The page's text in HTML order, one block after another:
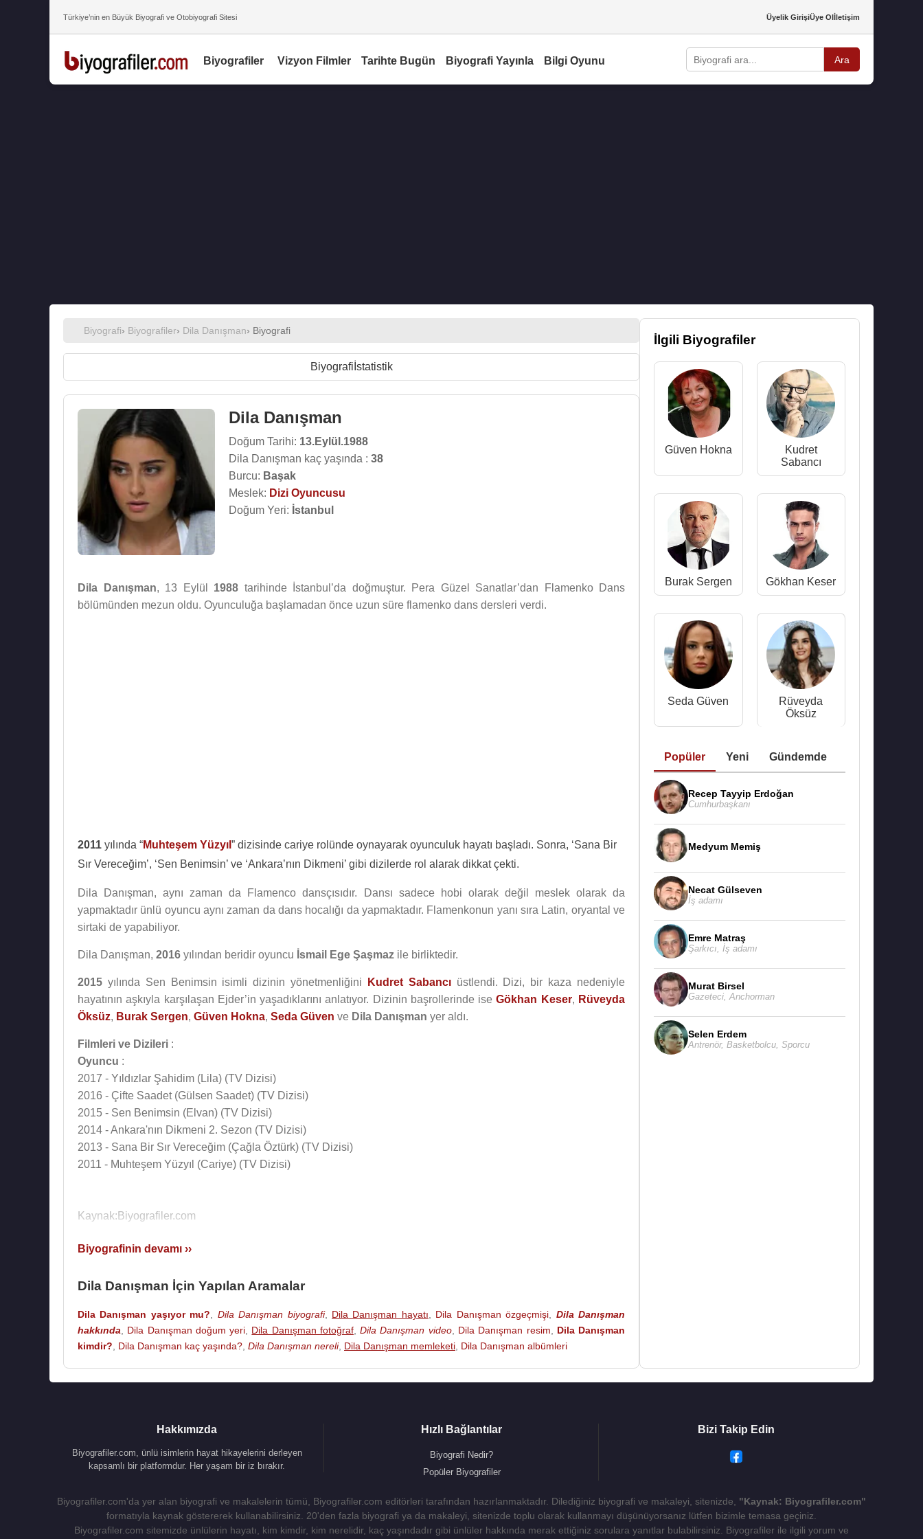
Türkiye’nin en Büyük Biyografi ve Otobiyografi Sitesi Üyelik GirişiÜye Olİletişim
Biyografiler Vizyon Filmler Tarihte Bugün Biyografi Yayınla Bilgi Oyunu Ara
Biyografi› Biyografiler› Dila Danışman› Biyografi
Biyografi İstatistik
Dila Danışman
Doğum Tarihi: 13.Eylül.1988
Dila Danışman kaç yaşında : 38
Burcu: Başak
Meslek: Dizi Oyuncusu
Doğum Yeri: İstanbul
Dila Danışman, 13 Eylül 1988 tarihinde İstanbul’da doğmuştur. Pera Güzel Sanatlar’dan Flamenko Dans
bölümünden mezun oldu. Oyunculuğa başlamadan önce uzun süre flamenko dans dersleri verdi.
2011 yılında “Muhteşem Yüzyıl ” dizisinde cariye rolünde oynayarak oyunculuk hayatı başladı. Sonra, ‘Sana Bir
Sır Vereceğim’, ‘Sen Benimsin’ ve ‘Ankara’nın Dikmeni’ gibi dizilerde rol alarak dikkat çekti.
Dila Danışman, aynı zaman da Flamenco dansçısıdır. Dansı sadece hobi olarak değil meslek olarak da
yapmaktadır ünlü oyuncu aynı zaman da dans hocalığı da yapmaktadır. Flamenkonun yanı sıra Latin, oryantal ve
sirtaki de yapabiliyor.
Dila Danışman, 2016 yılından beridir oyuncu İsmail Ege Şaşmaz ile birliktedir.
2015 yılında Sen Benimsin isimli dizinin yönetmenliğini Kudret Sabancıüstlendi. Dizi, bir kaza nedeniyle
hayatının aşkıyla karşılaşan Ejder’in yaşadıklarını anlatıyor. Dizinin başrollerinde iseGökhan Keser, Rüveyda
Öksüz, Burak Sergen, Güven Hokna, Seda Güven ve Dila Danışman yer aldı.
Filmleri ve Dizileri :
Oyuncu :
2017 - Yıldızlar Şahidim (Lila) (TV Dizisi)
2016 - Çifte Saadet (Gülsen Saadet) (TV Dizisi)
2015 - Sen Benimsin (Elvan) (TV Dizisi)
2014 - Ankara'nın Dikmeni 2. Sezon (TV Dizisi)
2013 - Sana Bir Sır Vereceğim (Çağla Öztürk) (TV Dizisi)
2011 - Muhteşem Yüzyıl (Cariye) (TV Dizisi)
Kaynak:Biyografiler.com
Biyografinin devamı ››
Dila Danışman İçin Yapılan Aramalar
Dila Danışman yaşıyor mu? Dila Danışman biyografi, Dila Danışman hayatı Dila Danışman özgeçmişi
Dila Danışman
hakkında
Dila Danışman doğum yeri Dila Danışman fotoğraf,Dila Danışman video, Dila Danışman resim
Dila Danışman
kimdir?
Dila Danışman kaç yaşında? Dila Danışman nereli, Dila Danışman memleketi Dila Danışman albümleri
İlgili Biyografiler
Güven Hokna
Kudret
Sabancı
Burak Sergen Gökhan Keser
Seda Güven
Rüveyda
Öksüz
Popüler Yeni Gündemde
Recep Tayyip Erdoğan
Cumhurbaşkanı
Medyum Memiş
Necat Gülseven
İş adamı
Emre Matraş
Şarkıcı İş adamı
Murat Birsel
Gazeteci Anchorman
Selen Erdem
Antrenör, Basketbolcu Sporcu
Hakkımızda
Biyografiler.com, ünlü isimlerin hayat hikayelerini derleyen
kapsamlı bir platformdur. Her yaşam bir iz bırakır.
Hızlı Bağlantılar
Biyografi Nedir?
Popüler Biyografiler
Bizi Takip Edin
Biyografiler.com'da yer alan biyografi ve makalelerin tümü, Biyografiler.com editörleri tarafından hazırlanmaktadır. Dilediğiniz biyografi ve makaleyi, sitenizde, "Kaynak: Biyografiler.com"
formatıyla kaynak göstererek kullanabilirsiniz. 20'den fazla biyografi ya da makaleyi, sitenizde toplu olarak kullanmayı düşünüyorsanız lütfen bizimle temasa geçiniz.
Biyografiler.com sitemizde ünlülerin hayatı, kim kimdir, kim nerelidir, kaç yaşındadır gibi ünlüler hakkında merak ettiğiniz sorulara yanıtlar bulabilirsiniz. Biyografiler ile ilgili yorum ve